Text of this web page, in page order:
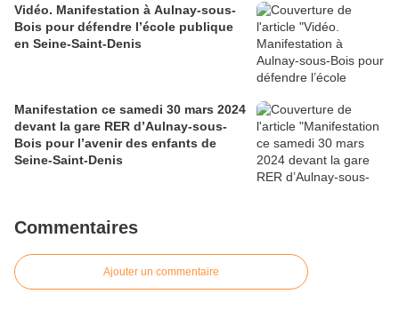
Vidéo. Manifestation à Aulnay-sous-
Bois pour défendre l’école publique
en Seine-Saint-Denis
Manifestation ce samedi 30 mars 2024
devant la gare RER d’Aulnay-sous-
Bois pour l’avenir des enfants de
Seine-Saint-Denis
Commentaires
Ajouter un commentaire